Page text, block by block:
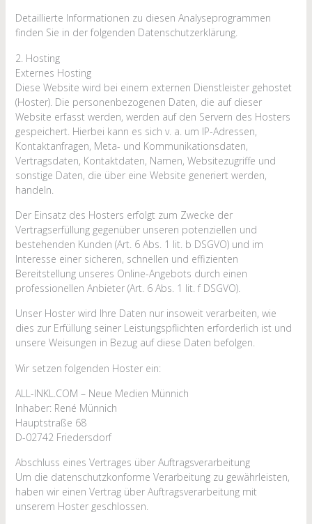
Detaillierte Informationen zu diesen Analyseprogrammen
finden Sie in der folgenden Datenschutzerklärung.
2. Hosting
Externes Hosting
Diese Website wird bei einem externen Dienstleister gehostet
(Hoster). Die personenbezogenen Daten, die auf dieser
Website erfasst werden, werden auf den Servern des Hosters
gespeichert. Hierbei kann es sich v. a. um IP-Adressen,
Kontaktanfragen, Meta- und Kommunikationsdaten,
Vertragsdaten, Kontaktdaten, Namen, Websitezugriffe und
sonstige Daten, die über eine Website generiert werden,
handeln.
Der Einsatz des Hosters erfolgt zum Zwecke der
Vertragserfüllung gegenüber unseren potenziellen und
bestehenden Kunden (Art. 6 Abs. 1 lit. b DSGVO) und im
Interesse einer sicheren, schnellen und effizienten
Bereitstellung unseres Online-Angebots durch einen
professionellen Anbieter (Art. 6 Abs. 1 lit. f DSGVO).
Unser Hoster wird Ihre Daten nur insoweit verarbeiten, wie
dies zur Erfüllung seiner Leistungspflichten erforderlich ist und
unsere Weisungen in Bezug auf diese Daten befolgen.
Wir setzen folgenden Hoster ein:
ALL-INKL.COM – Neue Medien Münnich
Inhaber: René Münnich
Hauptstraße 68
D-02742 Friedersdorf
Abschluss eines Vertrages über Auftragsverarbeitung
Um die datenschutzkonforme Verarbeitung zu gewährleisten,
haben wir einen Vertrag über Auftragsverarbeitung mit
unserem Hoster geschlossen.